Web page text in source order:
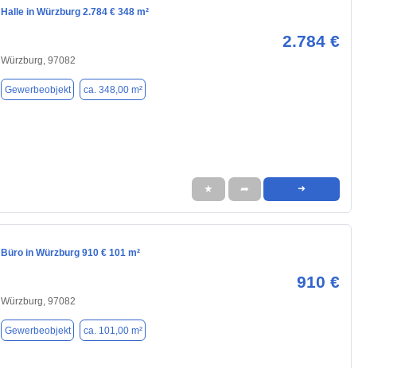
Halle in Würzburg 2.784 € 348 m²
2.784 €
Würzburg, 97082
Gewerbeobjekt ca. 348,00 m²
★ ➦ ➜
Büro in Würzburg 910 € 101 m²
910 €
Würzburg, 97082
Gewerbeobjekt ca. 101,00 m²